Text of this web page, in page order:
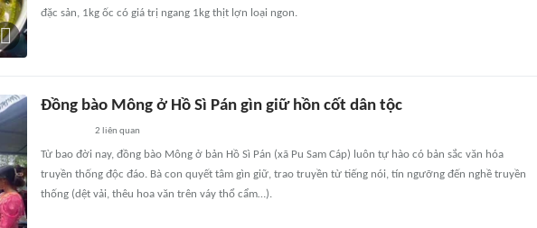
đặc sản, 1kg ốc có giá trị ngang 1kg thịt lợn loại ngon.
Đồng bào Mông ở Hồ Sì Pán gìn giữ hồn cốt dân tộc
2 liên quan
Từ bao đời nay, đồng bào Mông ở bản Hồ Sì Pán (xã Pu Sam Cáp) luôn tự hào có bản sắc văn hóa
truyền thống độc đáo. Bà con quyết tâm gìn giữ, trao truyền từ tiếng nói, tín ngưỡng đến nghề truyền
thống (dệt vải, thêu hoa văn trên váy thổ cẩm…).